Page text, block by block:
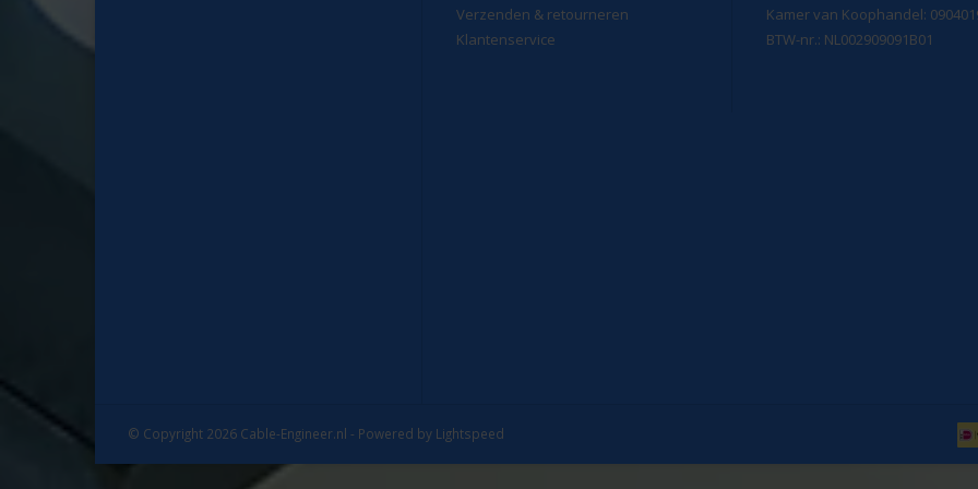
Verzenden & retourneren
Klantenservice
Kamer van Koophandel:
BTW-nr.: NL002909091B01
© Copyright 2026 Cable-Engineer.nl - Powered by Lightspeed